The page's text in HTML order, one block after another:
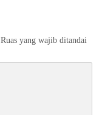
Ruas yang wajib ditandai